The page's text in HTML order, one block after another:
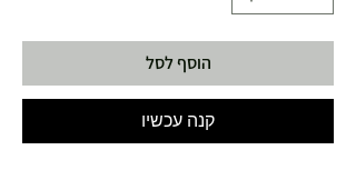
הוסף לסל
קנה עכשיו